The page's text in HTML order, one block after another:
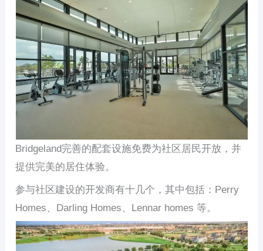
Bridgeland完善的配套设施免费为社区居民开放，并
提供完美的居住体验。
参与社区建设的开发商有十几个，其中包括：Perry
Homes、Darling Homes、Lennar homes 等。